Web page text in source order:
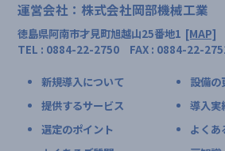
運営会社：株式会社岡部機械工業
徳島県阿南市才見町旭越山25番地1 [MAP]
TEL : 0884-22-2750 FAX : 0884-22-
新規導入について
設備の
提供するサービス
導入実
選定のポイント
よくあ